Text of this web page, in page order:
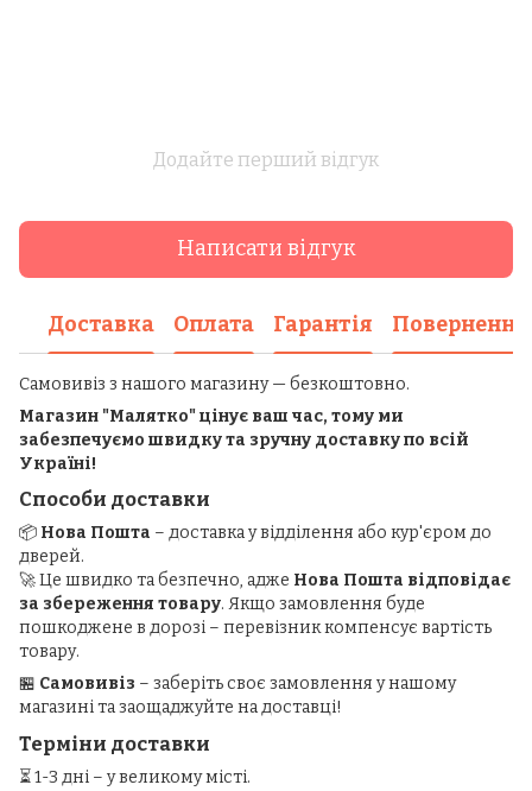
Додайте перший відгук
Написати відгук
Доставка Оплата Гарантія Повернення
Самовивіз з нашого магазину — безкоштовно.
Магазин "Малятко" цінує ваш час, тому ми
забезпечуємо швидку та зручну доставку по всій
Україні!
Способи доставки
📦 Нова Пошта – доставка у відділення або кур'єром до
дверей.
🚀 Це швидко та безпечно, адже Нова Пошта відповідає
за збереження товару. Якщо замовлення буде
пошкоджене в дорозі – перевізник компенсує вартість
товару.
🏪 Самовивіз – заберіть своє замовлення у нашому
магазині та заощаджуйте на доставці!
Терміни доставки
⏳ 1-3 дні – у великому місті.